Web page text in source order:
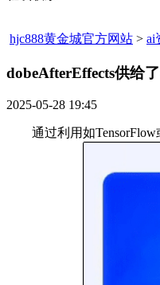
hjc888黄金城官方网站 > ai
dobeAfterEffects供给
2025-05-28 19:45
通过利用如TensorFlow